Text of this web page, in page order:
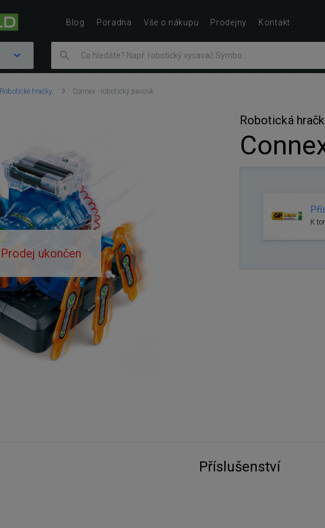
Robotické hračky Connex - robotický pavouk
Prodej ukončen
Robotická
K
Příslušenství
Blog Poradna Vše o nákupu Prodejny Kontakt